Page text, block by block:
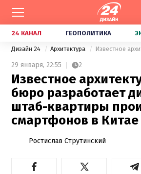
24 КАНАЛ ГЕОПОЛИТИКА
Дизайн 24 Архитектура
29 января, 22:55 2
Известное
бюро разработает
штаб-квартиры
смартфонов в Китае
Ростислав Струтинский